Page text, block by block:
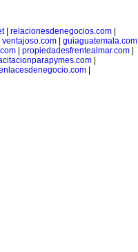
| relacionesdenegocios.com
ventajoso.com guiaguatemala.com
| propiedadesfrentealmar.com|
|